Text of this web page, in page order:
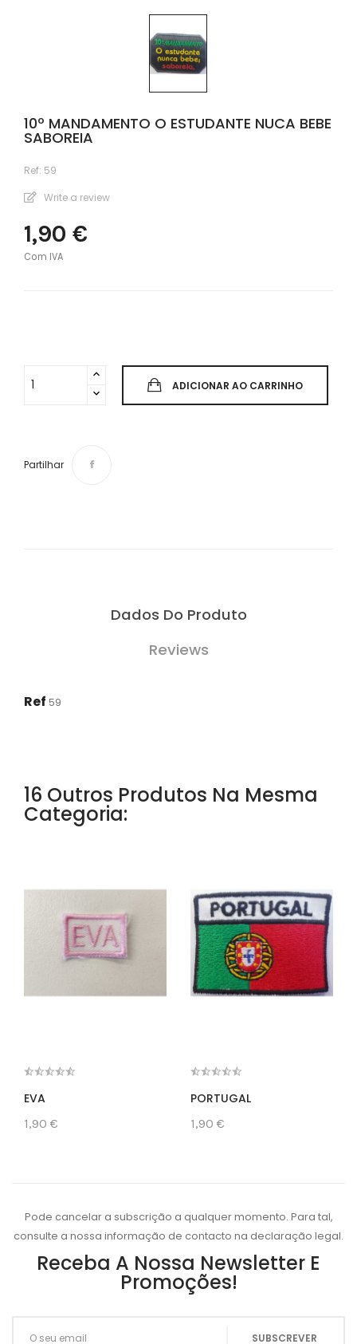
10º MANDAMENTO O ESTUDANTE NUCA BEBE
SABOREIA
Ref: 59
Write a review
1,90 €
Com IVA
ADICIONAR AO CARRINHO
Partilhar
Dados Do Produto
Reviews
Ref 59
16 Outros Produtos Na Mesma
Categoria:
EVA
1,90 €
PORTUGAL
1,90 €
Pode cancelar a subscrição a qualquer momento. Para tal,
consulte a nossa informação de contacto na declaração legal.
Receba A Nossa Newsletter E
Promoções!